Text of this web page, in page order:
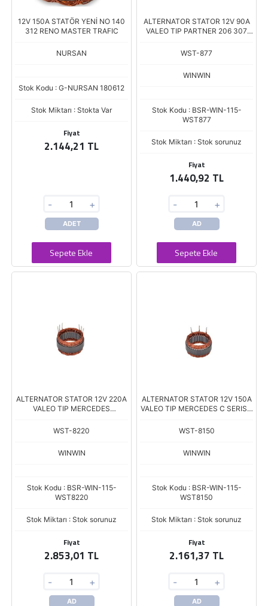
12V 150A STATÖR YENİ NO 140
312 RENO MASTER TRAFIC
NURSAN
Stok Kodu : G-NURSAN 180612
Stok Miktarı : Stokta Var
Fiyat
2.144,21 TL
- +
ADET
Sepete Ekle
ALTERNATOR STATOR 12V 90A
VALEO TIP PARTNER 206 307
DIŞ:120 İÇ:99 K.24
WST-877
WINWIN
Stok Kodu : BSR-WIN-115-
WST877
Stok Miktarı : Stok sorunuz
Fiyat
1.440,92 TL
- +
AD
Sepete Ekle
ALTERNATOR STATOR 12V 220A
VALEO TIP MERCEDES
KALINLIK.35
WST-8220
WINWIN
Stok Kodu : BSR-WIN-115-
WST8220
Stok Miktarı : Stok sorunuz
Fiyat
2.853,01 TL
- +
AD
ALTERNATOR STATOR 12V 150A
VALEO TIP MERCEDES C SERISI /
KALINLIK.31
WST-8150
WINWIN
Stok Kodu : BSR-WIN-115-
WST8150
Stok Miktarı : Stok sorunuz
Fiyat
2.161,37 TL
- +
AD